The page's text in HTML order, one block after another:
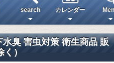
search カレンダー
臭 害虫対策 衛生商品 販
）